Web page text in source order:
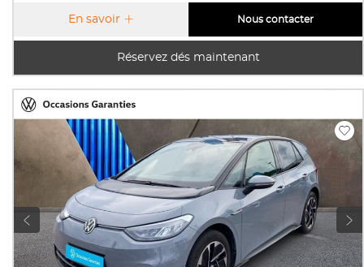
Réservez dés maintenant
En savoir Nous contacter